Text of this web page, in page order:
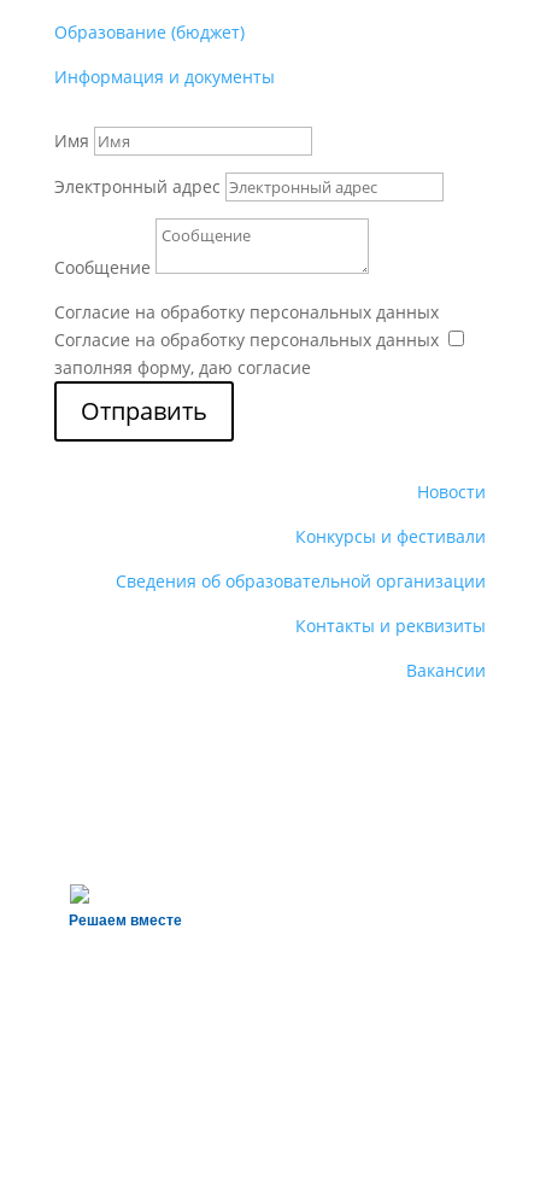
Образование (бюджет)
Информация и документы
Имя
Электронный адрес
Сообщение
Согласие на обработку персональных данных
Согласие на обработку персональных данных
заполняя форму, даю согласие
Отправить
Новости
Конкурсы и фестивали
Сведения об образовательной организации
Контакты и реквизиты
Вакансии
Решаем вместе